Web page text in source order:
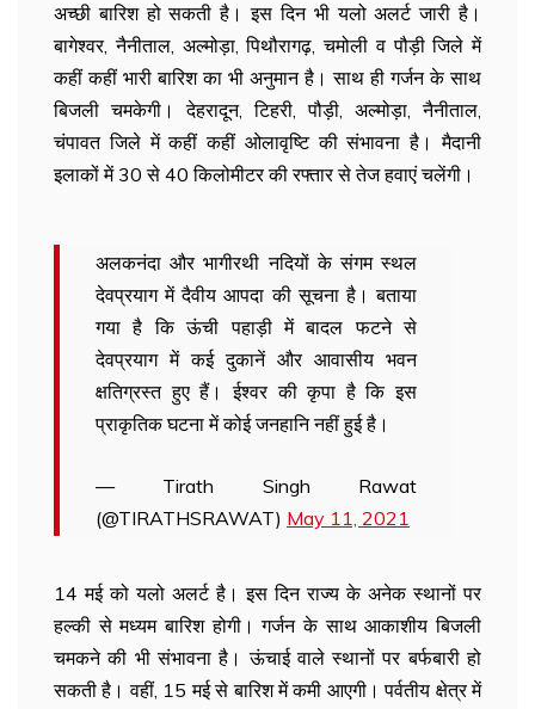
अच्छी बारिश हो सकती है। इस दिन भी यलो अलर्ट जारी है।
बागेश्वर, नैनीताल, अल्मोड़ा, पिथौरागढ़, चमोली व पौड़ी जिले में
कहीं कहीं भारी बारिश का भी अनुमान है। साथ ही गर्जन के साथ
बिजली चमकेगी। देहरादून, टिहरी, पौड़ी, अल्मोड़ा, नैनीताल,
चंपावत जिले में कहीं कहीं ओलावृष्टि की संभावना है। मैदानी
इलाकों में 30 से 40 किलोमीटर की रफ्तार से तेज हवाएं चलेंगी।
अलकनंदा और भागीरथी नदियों के संगम स्थल
देवप्रयाग में दैवीय आपदा की सूचना है। बताया
गया है कि ऊंची पहाड़ी में बादल फटने से
देवप्रयाग में कई दुकानें और आवासीय भवन
क्षतिग्रस्त हुए हैं। ईश्वर की कृपा है कि इस
प्राकृतिक घटना में कोई जनहानि नहीं हुई है।
— Tirath Singh Rawat
(@TIRATHSRAWAT) May 11, 2021
14 मई को यलो अलर्ट है। इस दिन राज्य के अनेक स्थानों पर
हल्की से मध्यम बारिश होगी। गर्जन के साथ आकाशीय बिजली
चमकने की भी संभावना है। ऊंचाई वाले स्थानों पर बर्फबारी हो
सकती है। वहीं, 15 मई से बारिश में कमी आएगी। पर्वतीय क्षेत्र में